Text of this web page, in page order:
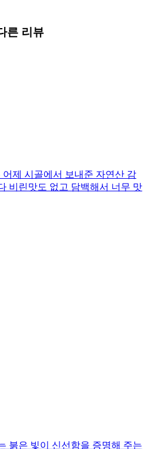
른 리뷰
제 시골에서 보내준 자연산 감
비린맛도 없고 담백해서 너무 맛
붉은 빛이 신선함을 증명해 주는